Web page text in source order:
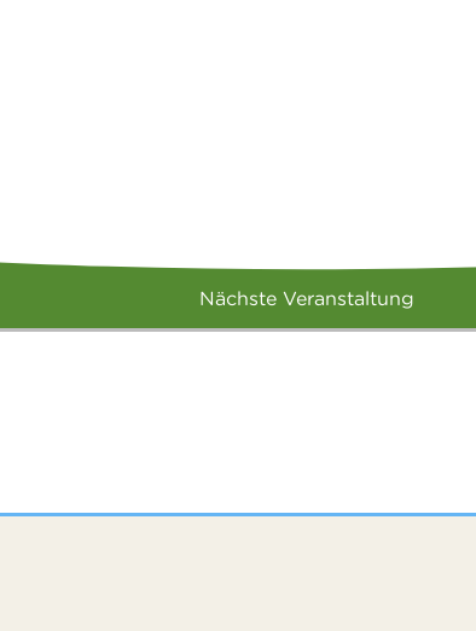
Nächste Veranstaltung